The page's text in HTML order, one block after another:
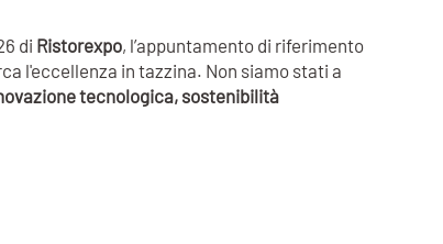
di Ristorexpo, l’appuntamento di riferimento
l'eccellenza in tazzina. Non siamo stati a
tecnologica, sostenibilità